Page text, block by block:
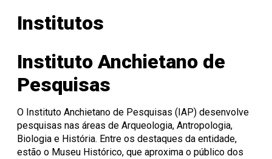
São Leopoldo
Fundação Urbano
DiplomasPIBID
Pedagógica
Editais
Residência
Pedagógica
Comissão
Animais
Comitê
de Ética
em
ISO 14001
Relatórios e
Certificações
Procedimentos
Instruções
operacionais
Institutos
Instituto Anchietano de
Pesquisas
O Instituto Anchietano de Pesquisas (IAP) desenvolve
pesquisas nas áreas de Arqueologia, Antropologia,
Biologia e História. Entre os destaques da entidade,
estão o Museu Histórico, que aproxima o público dos